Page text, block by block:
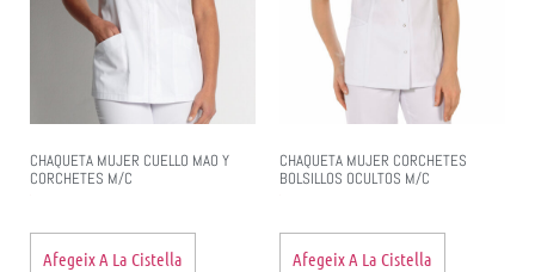
CHAQUETA MUJER CUELLO MAO Y
CORCHETES M/C
Afegeix A La Cistella
CHAQUETA MUJER CORCHETES
BOLSILLOS OCULTOS M/C
Afegeix A La Cistella